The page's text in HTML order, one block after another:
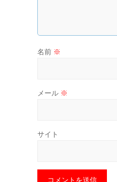
名前 ※
メール ※
サイト